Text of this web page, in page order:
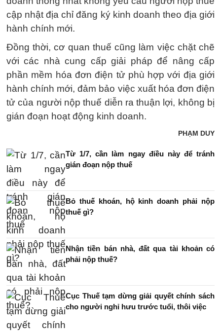
cập nhật địa chỉ đăng ký kinh doanh theo địa giới
hành chính mới.
Đồng thời, cơ quan thuế cũng làm việc chặt chẽ
với các nhà cung cấp giải pháp để nâng cấp
phần mềm hóa đơn điện tử phù hợp với địa giới
hành chính mới, đảm bảo việc xuất hóa đơn điện
tử của người nộp thuế diễn ra thuận lợi, không bị
gián đoạn hoạt động kinh doanh.
PHẠM DUY
Từ 1/7, cần làm ngay điều này để tránh
gián đoạn nộp thuế
Bỏ thuế khoán, hộ kinh doanh phải nộp
thuế gì?
Nhận tiền bán nhà, đất qua tài khoản có
phải nộp thuế?
Cục Thuế tạm dừng giải quyết chính sách
cho người nghỉ hưu trước tuổi, thôi việc